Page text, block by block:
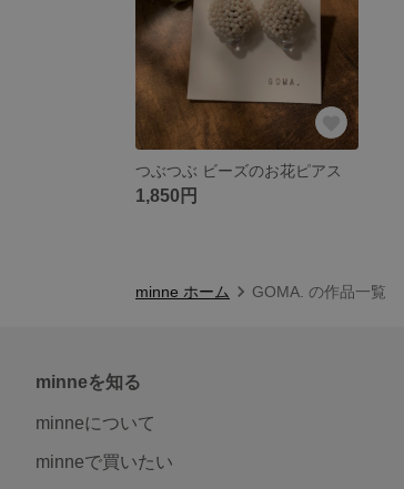
つぶつぶ ビーズのお花ピアス
1,850円
minne ホーム GOMA. の作品一覧
minneを知る
minneについて
minneで買いたい